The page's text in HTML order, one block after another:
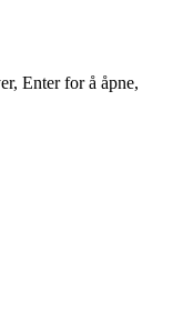
Enter for å åpne,